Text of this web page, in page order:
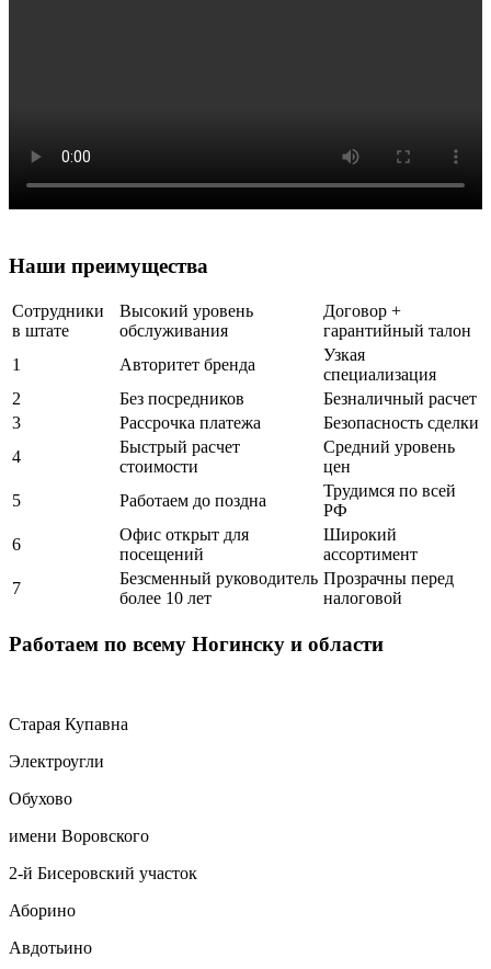
Наши преимущества
Сотрудники
в штате
Высокий уровень
обслуживания
Договор +
гарантийный талон
1
Авторитет бренда
Узкая
специализация
2
Без посредников
Безналичный расчет
3
Рассрочка платежа
Безопасность сделки
4
Быстрый расчет
стоимости
Средний уровень
цен
5
Работаем до поздна
Трудимся по всей
РФ
6
Офис открыт для
посещений
Широкий
ассортимент
7
Безсменный руководитель
более 10 лет
Прозрачны перед
налоговой
Работаем по всему Ногинску и области
Старая Купавна
Электроугли
Обухово
имени Воровского
2-й Бисеровский участок
Аборино
Авдотьино